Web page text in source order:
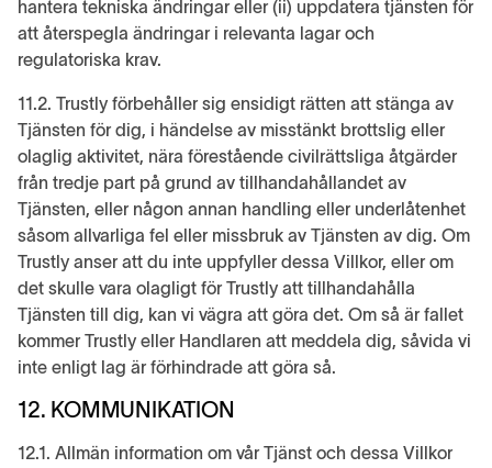
hantera tekniska ändringar eller (ii) uppdatera tjänsten för
att återspegla ändringar i relevanta lagar och
regulatoriska krav.
11.2. Trustly förbehåller sig ensidigt rätten att stänga av
Tjänsten för dig, i händelse av misstänkt brottslig eller
olaglig aktivitet, nära förestående civilrättsliga åtgärder
från tredje part på grund av tillhandahållandet av
Tjänsten, eller någon annan handling eller underlåtenhet
såsom allvarliga fel eller missbruk av Tjänsten av dig. Om
Trustly anser att du inte uppfyller dessa Villkor, eller om
det skulle vara olagligt för Trustly att tillhandahålla
Tjänsten till dig, kan vi vägra att göra det. Om så är fallet
kommer Trustly eller Handlaren att meddela dig, såvida vi
inte enligt lag är förhindrade att göra så.
12. KOMMUNIKATION
12.1. Allmän information om vår Tjänst och dessa Villkor